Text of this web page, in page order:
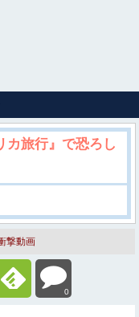
カ旅行』で恐ろし
撃動画
0